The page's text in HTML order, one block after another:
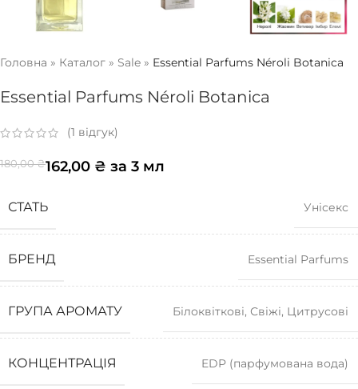
Головна » Каталог » Sale » Essential Parfums Néroli Botanica
Essential Parfums Néroli Botanica
(1 відгук)
180,00₴162,00 ₴ за 3 мл
СТАТЬ Унісекс
БРЕНД Essential Parfums
ГРУПА АРОМАТУ Білоквіткові, Свіжі, Цитрусові
КОНЦЕНТРАЦІЯ EDP (парфумована вода)